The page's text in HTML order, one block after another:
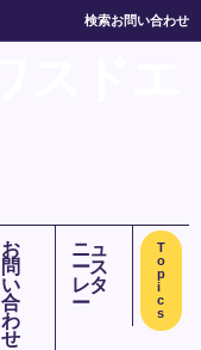
検索お問い合わせ
お
問
い
合
わ
せ
ニュ
ース
レタ
ー
T
o
p
i
c
s